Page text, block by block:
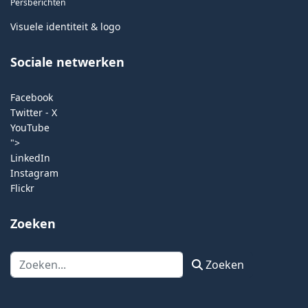
Persberichten
Visuele identiteit & logo
Sociale netwerken
Facebook
Twitter - X
YouTube
">
LinkedIn
Instagram
Flickr
Zoeken
Zoeken Zoeken